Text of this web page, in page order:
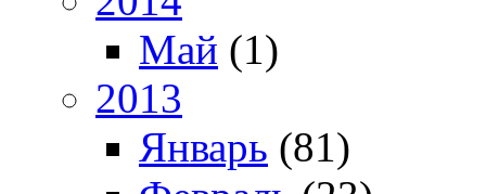
Май (1)
2013
Январь (81)